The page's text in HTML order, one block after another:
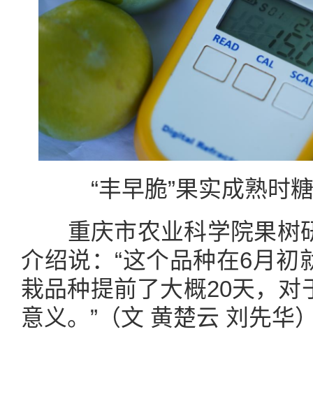
“丰早脆”果实成熟时
重庆市农业科学院果树
介绍说：“这个品种在6月
栽品种提前了大概20天，
意义。”（文 黄楚云 刘先华